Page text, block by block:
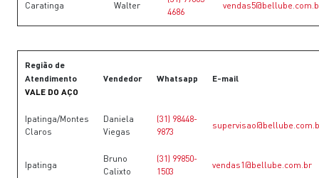
Caratinga Walter
4686
Região de
Atendimento
VALE DO AÇO
Vendedor Whatsapp E-mail
Ipatinga/Montes
Claros
Daniela
Viegas
(31) 98448-
9873
Ipatinga
Bruno
Calixto
(31) 99850-
1503
vendas1@bellube.com.br